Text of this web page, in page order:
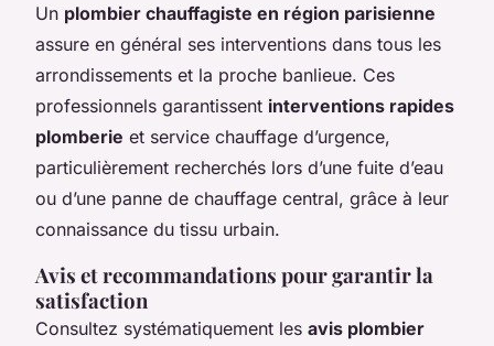
Un plombier chauffagiste en région parisienne
assure en général ses interventions dans tous les
arrondissements et la proche banlieue. Ces
professionnels garantissent interventions rapides
plomberie et service chauffage d’urgence,
particulièrement recherchés lors d’une fuite d’eau
ou d’une panne de chauffage central, grâce à leur
connaissance du tissu urbain.
Avis et recommandations pour garantir la
satisfaction
Consultez systématiquement les avis plombier